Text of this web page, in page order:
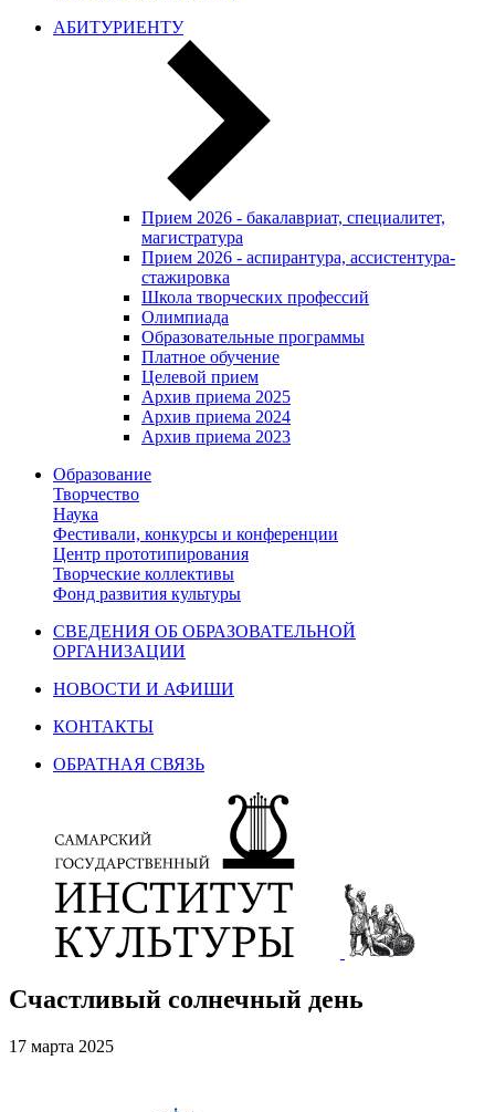
АБИТУРИЕНТУ
Прием 2026 - бакалавриат, специалитет,
магистратура
Прием 2026 - аспирантура, ассистентура-
стажировка
Школа творческих профессий
Олимпиада
Образовательные программы
Платное обучение
Целевой прием
Архив приема 2025
Архив приема 2024
Архив приема 2023
Образование
Творчество
Наука
Фестивали, конкурсы и конференции
Центр прототипирования
Творческие коллективы
Фонд развития культуры
СВЕДЕНИЯ ОБ ОБРАЗОВАТЕЛЬНОЙ
ОРГАНИЗАЦИИ
НОВОСТИ И АФИШИ
КОНТАКТЫ
ОБРАТНАЯ СВЯЗЬ
Счастливый солнечный день
17 марта 2025